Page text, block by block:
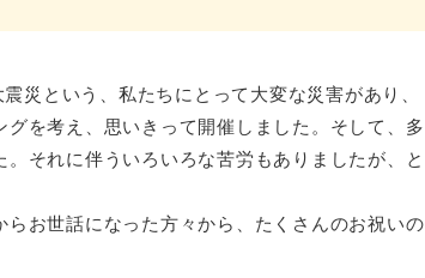
災という、私たちにとって大変な災害があり、
を考え、思いきって開催しました。そして、多
それに伴ういろいろな苦労もありましたが、と
お世話になった方々から、たくさんのお祝いの